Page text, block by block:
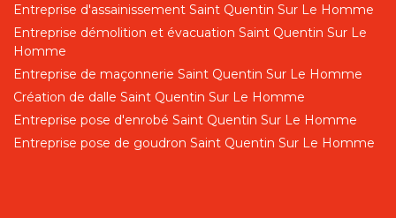
Entreprise d'assainissement Saint Quentin Sur Le Homme
Entreprise démolition et évacuation Saint Quentin Sur Le
Homme
Entreprise de maçonnerie Saint Quentin Sur Le Homme
Création de dalle Saint Quentin Sur Le Homme
Entreprise pose d'enrobé Saint Quentin Sur Le Homme
Entreprise pose de goudron Saint Quentin Sur Le Homme